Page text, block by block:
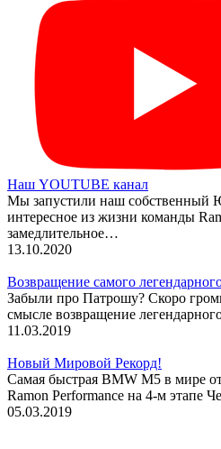
Наш YOUTUBE канал
Мы запустили наш собственный
интересное из жизни команды
замедлительное…
13.10.2020
Возвращение самого
Забыли про Патрошу? Скоро
смысле возвращение
11.03.2019
Новый Мировой Рекорд!
Cамая быстрая BMW M5 в мире
Ramon Performance на 4-м этапе
05.03.2019